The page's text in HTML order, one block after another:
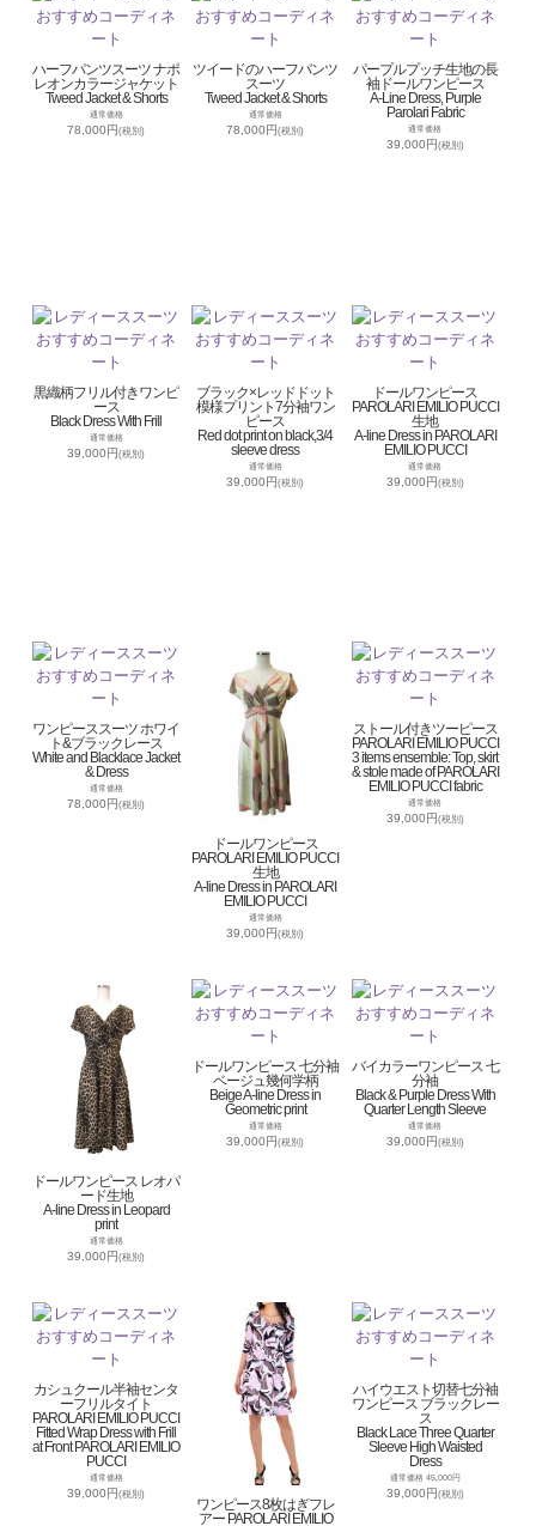
ハーフパンツスーツ ナポ
レオンカラージャケット
Tweed Jacket & Shorts
通常価格
78,000円(税別)
ツイードのハーフパンツ
スーツ
Tweed Jacket & Shorts
通常価格
78,000円(税別)
パープルプッチ生地の長
袖ドールワンピース
A-Line Dress, Purple
Parolari Fabric
通常価格
39,000円(税別)
黒織柄フリル付きワンピ
ース
Black Dress With Frill
通常価格
39,000円(税別)
ブラック×レッドドット
模様プリント7分袖ワン
ピース
Red dot print on black,3/4
sleeve dress
通常価格
39,000円(税別)
ドールワンピース
PAROLARI EMILIO PUCCI
生地
A-line Dress in PAROLARI
EMILIO PUCCI
通常価格
39,000円(税別)
ワンピーススーツ ホワイ
ト&ブラックレース
White and Blacklace Jacket
& Dress
通常価格
78,000円(税別)
ドールワンピース
PAROLARI EMILIO PUCCI
生地
A-line Dress in PAROLARI
EMILIO PUCCI
通常価格
39,000円(税別)
ストール付きツーピース
PAROLARI EMILIO PUCCI
3 items ensemble: Top, skirt
& stole made of PAROLARI
EMILIO PUCCI fabric
通常価格
39,000円(税別)
ドールワンピース レオパ
ード生地
A-line Dress in Leopard
print
通常価格
39,000円(税別)
ドールワンピース 七分袖
ベージュ幾何学柄
Beige A-line Dress in
Geometric print
通常価格
39,000円(税別)
バイカラーワンピース 七
分袖
Black & Purple Dress With
Quarter Length Sleeve
通常価格
39,000円(税別)
カシュクール半袖センタ
ーフリルタイト
PAROLARI EMILIO PUCCI
Fitted Wrap Dress with Frill
at Front PAROLARI EMILIO
PUCCI
通常価格
39,000円(税別)
ワンピース8枚はぎフレ
アー PAROLARI EMILIO
ハイウエスト切替七分袖
ワンピース ブラックレー
ス
Black Lace Three Quarter
Sleeve High Waisted
Dress
通常価格 45,000円
39,000円(税別)